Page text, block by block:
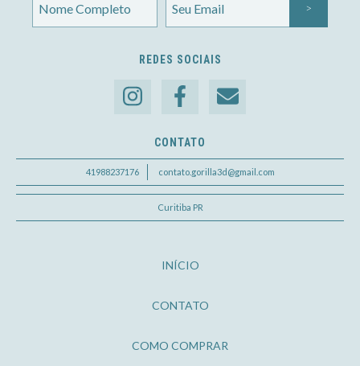
REDES SOCIAIS
CONTATO
41988237176 contato.gorilla3d@gmail.com
Curitiba PR
INÍCIO
CONTATO
COMO COMPRAR